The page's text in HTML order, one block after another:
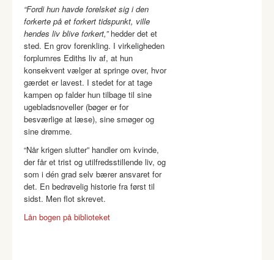
“Fordi hun havde forelsket sig i den
forkerte på et forkert tidspunkt, ville
hendes liv blive forkert,”hedder det et
sted. En grov forenkling. I virkeligheden
forplumres Ediths liv af, at hun
konsekvent vælger at springe over, hvor
gærdet er lavest. I stedet for at tage
kampen op falder hun tilbage til sine
ugebladsnoveller (bøger er for
besværlige at læse), sine smøger og
sine drømme.
“Når krigen slutter” handler om kvinde,
der får et trist og utilfredsstillende liv, og
som i dén grad selv bærer ansvaret for
det. En bedrøvelig historie fra først til
sidst. Men flot skrevet.
Lån bogen på biblioteket